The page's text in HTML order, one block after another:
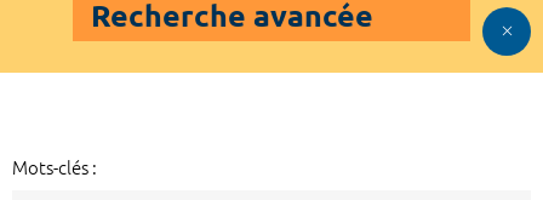
Recherche avancée
Mots-clés :